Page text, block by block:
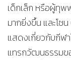
เด็กเล็ก หรือผู้ทุพ
มากยิ่งขึ้น และโซ
แสดงเกี่ยวกับกีฬ
แทรกวัฒนธรรมข